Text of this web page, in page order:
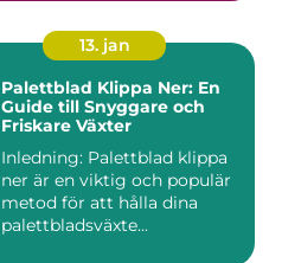
13. jan
Palettblad Klippa Ner: En
Guide till Snyggare och
Friskare Växter
Inledning: Palettblad klippa
ner är en viktig och populär
metod för att hålla dina
palettbladsväxte...